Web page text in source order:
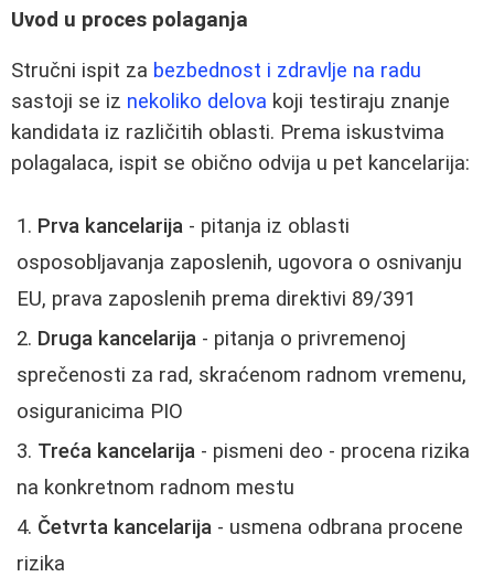
Uvod u proces polaganja
Stručni ispit za bezbednost i zdravlje na radu
sastoji se iz nekoliko delova koji testiraju znanje
kandidata iz različitih oblasti. Prema iskustvima
polagalaca, ispit se obično odvija u pet kancelarija:
Prva kancelarija - pitanja iz oblasti
osposobljavanja zaposlenih, ugovora o osnivanju
EU, prava zaposlenih prema direktivi 89/391
Druga kancelarija - pitanja o privremenoj
sprečenosti za rad, skraćenom radnom vremenu,
osiguranicima PIO
Treća kancelarija - pismeni deo - procena rizika
na konkretnom radnom mestu
Četvrta kancelarija - usmena odbrana procene
rizika